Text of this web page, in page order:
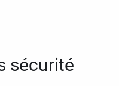
sécurité